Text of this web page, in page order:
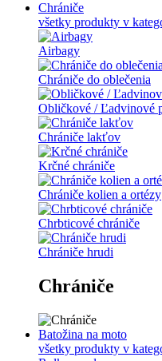
Chrániče
všetky produkty v
Airbagy
Chrániče do oblečenia
Obličkové / Ľadvinové
Chrániče lakťov
Krčné chrániče
Chrániče kolien a ortézy
Chrbticové chrániče
Chrániče hrudi
Chrániče
Batožina na moto
všetky produkty v